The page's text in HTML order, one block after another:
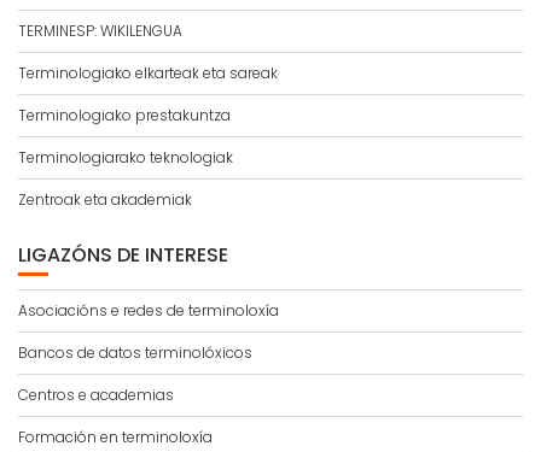
TERMINESP: WIKILENGUA
Terminologiako elkarteak eta sareak
Terminologiako prestakuntza
Terminologiarako teknologiak
Zentroak eta akademiak
LIGAZÓNS DE INTERESE
Asociacións e redes de terminoloxía
Bancos de datos terminolóxicos
Centros e academias
Formación en terminoloxía